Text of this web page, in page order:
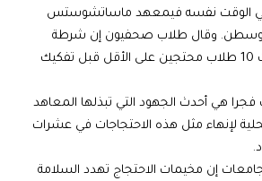
في الوقت نفسه فيمعهد ماساتشوستس
بوسطن. وقال طلاب صحفيون إن شرطة
مكافحة الشغب اعتقلت 10 طلاب محتجين على الأقل قبل تفكيك
هي أحدث الجهود التي تبذلها المعاهد
لإنهاء مثل هذه الاحتجاجات في عشرات
إن مخيمات الاحتجاج تهدد السلامة